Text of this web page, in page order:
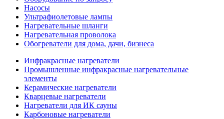
Насосы
Ультрафиолетовые лампы
Нагревательные шланги
Нагревательная проволока
Обогреватели для дома, дачи, бизнеса
Инфракрасные нагреватели
Промышленные инфракрасные нагревательные
элементы
Керамические нагреватели
Кварцевые нагреватели
Нагреватели для ИК сауны
Карбоновые нагреватели